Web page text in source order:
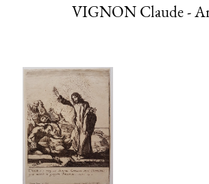
GALERIE
ESTAMPES ANCIENNES
ESTAMPES MODERNES
ARCHIVES
ACHATS DES MUSÉES
CONTACT
VIGNON Claude -